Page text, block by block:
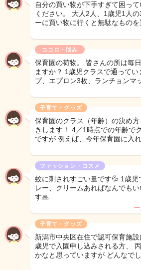
自分の買い物が下手すぎて困っ
ください。 大人2人、1歳児1人
ーに買い物に行くと無駄なものを
ココロ・悩み
保育園の荷物。 皆さんの所は毎
ますか？ 1歳児クラスで通って
プ、エプロン3枚、ランチョンマ
子育て・グッズ
保育園のクラス（年齢）の決め
きします！ 4／1時点での年齢で
ですが 例えば、今年保育園に入
ファッション・コスメ
蚊に刺されすごい量です💦 1歳
レー、クリームあればなんでも
す🙏
子育て・グッズ
新潟市中央区在住で認可保育施
歳児で入園申し込みされる方、
かなと思っていますが どんなで